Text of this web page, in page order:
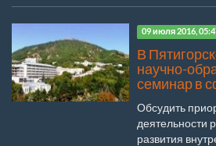
09 июля 2016,
В
научно-
семинар в
Обсудить
деятельности
развития